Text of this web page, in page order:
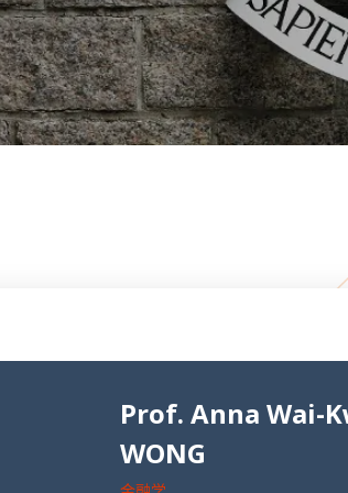
Prof. Anna Wai-
WONG